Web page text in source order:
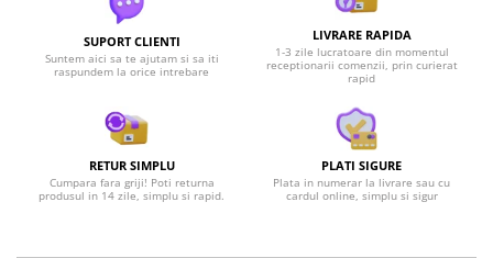
SUPORT CLIENTI
Suntem aici sa te ajutam si sa iti
raspundem la orice intrebare
LIVRARE RAPIDA
1-3 zile lucratoare din momentul
receptionarii comenzii, prin curierat
rapid
RETUR SIMPLU
Cumpara fara griji! Poti returna
produsul in 14 zile, simplu si rapid.
PLATI SIGURE
Plata in numerar la livrare sau cu
cardul online, simplu si sigur